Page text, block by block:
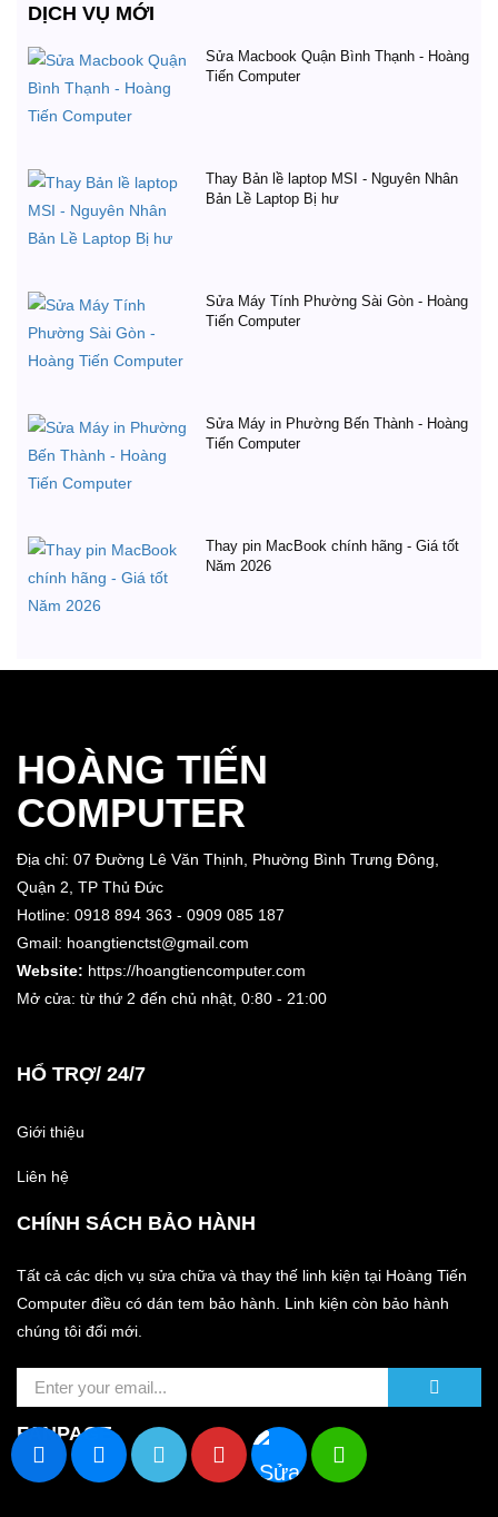
DỊCH VỤ MỚI
Sửa Macbook Quận Bình Thạnh - Hoàng
Tiến Computer
Thay Bản lề laptop MSI - Nguyên Nhân
Bản Lề Laptop Bị hư
Sửa Máy Tính Phường Sài Gòn - Hoàng
Tiến Computer
Sửa Máy in Phường Bến Thành - Hoàng
Tiến Computer
Thay pin MacBook chính hãng - Giá tốt
Năm 2026
HOÀNG TIẾN
COMPUTER
Địa chỉ: 07 Đường Lê Văn Thịnh, Phường Bình Trưng Đông,
Quận 2, TP Thủ Đức
Hotline: 0918 894 363 - 0909 085 187
Gmail: hoangtienctst@gmail.com
Website: https://hoangtiencomputer.com
Mở cửa: từ thứ 2 đến chủ nhật, 0:80 - 21:00
HỔ TRỢ/ 24/7
Giới thiệu
Liên hệ
CHÍNH SÁCH BẢO HÀNH
Tất cả các dịch vụ sửa chữa và thay thế linh kiện tại Hoàng Tiến
Computer điều có dán tem bảo hành. Linh kiện còn bảo hành
chúng tôi đổi mới.
FANPAGE